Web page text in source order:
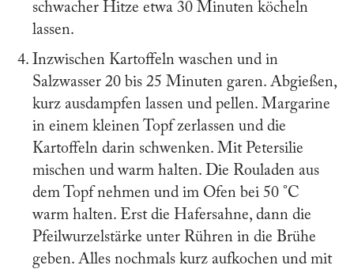
schwacher Hitze etwa 30 Minuten köcheln
lassen.
Inzwischen Kartoffeln waschen und in
Salzwasser 20 bis 25 Minuten garen. Abgießen,
kurz ausdampfen lassen und pellen. Margarine
in einem kleinen Topf zerlassen und die
Kartoffeln darin schwenken. Mit Petersilie
mischen und warm halten. Die Rouladen aus
dem Topf nehmen und im Ofen bei 50 °C
warm halten. Erst die Hafersahne, dann die
Pfeilwurzelstärke unter Rühren in die Brühe
geben. Alles nochmals kurz aufkochen und mit